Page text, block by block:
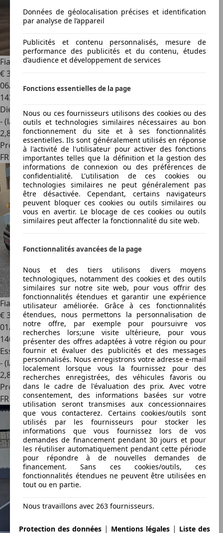
Fiat DobloCOMBI 1.9 MJT 120 CV 7 places
€ 3 990
06/2007
142 000 km
Diesel
- (l/100 km)
2,8
Professionnel
FR 68000
Fiat Panda1.4l 100Hp 16V Sport
€ 3 990
01/2007
140 500 km
Essence
- (l/100 km)
2,8
Professionnel
FR 06100
Données de géolocalisation précises et identification
par analyse de l’appareil
Publicités et contenu personnalisés, mesure de
performance des publicités et du contenu, études
d’audience et développement de services
Fonctions essentielles de la page
Nous ou ces fournisseurs utilisons des cookies ou des
outils et technologies similaires nécessaires au bon
fonctionnement du site et à ses fonctionnalités
essentielles. Ils sont généralement utilisés en réponse
à l'activité de l'utilisateur pour activer des fonctions
importantes telles que la définition et la gestion des
informations de connexion ou des préférences de
confidentialité. L'utilisation de ces cookies ou
technologies similaires ne peut généralement pas
être désactivée. Cependant, certains navigateurs
peuvent bloquer ces cookies ou outils similaires ou
vous en avertir. Le blocage de ces cookies ou outils
similaires peut affecter la fonctionnalité du site web.
Fonctionnalités avancées de la page
Nous et des tiers utilisons divers moyens
technologiques, notamment des cookies et des outils
similaires sur notre site web, pour vous offrir des
fonctionnalités étendues et garantir une expérience
utilisateur améliorée. Grâce à ces fonctionnalités
étendues, nous permettons la personnalisation de
notre offre, par exemple pour poursuivre vos
recherches lors;une visite ultérieure, pour vous
présenter des offres adaptées à votre région ou pour
fournir et évaluer des publicités et des messages
personnalisés. Nous enregistrons votre adresse e-mail
localement lorsque vous la fournissez pour des
recherches enregistrées, des véhicules favoris ou
dans le cadre de l'évaluation des prix. Avec votre
consentement, des informations basées sur votre
utilisation seront transmises aux concessionnaires
que vous contacterez. Certains cookies/outils sont
utilisés par les fournisseurs pour stocker les
informations que vous fournissez lors de vos
demandes de financement pendant 30 jours et pour
les réutiliser automatiquement pendant cette période
pour répondre à de nouvelles demandes de
financement. Sans ces cookies/outils, ces
fonctionnalités étendues ne peuvent être utilisées en
tout ou en partie.
Nous travaillons avec 263 fournisseurs.
Protection des données | Mentions légales | Liste des